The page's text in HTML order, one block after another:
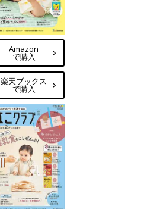
Amazon
で購入
楽天ブックス
で購入